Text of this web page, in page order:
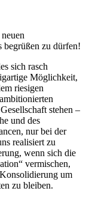
begrüßen zu dürfen!
sich rasch
Möglichkeit,
riesigen
stehen –
und des
nur bei der
realisiert zu
wenn sich die
vermischen,
um
zu bleiben.